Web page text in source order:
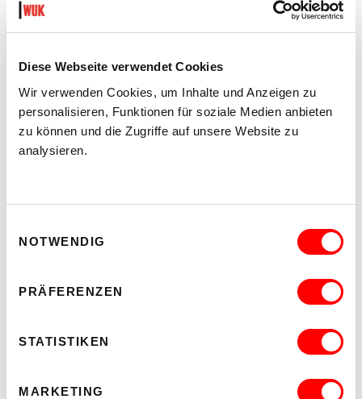
Diese Webseite verwendet Cookies
Wir verwenden Cookies, um Inhalte und Anzeigen zu
personalisieren, Funktionen für soziale Medien anbieten
zu können und die Zugriffe auf unsere Website zu
analysieren.
NOTWENDIG
PRÄFERENZEN
STATISTIKEN
MARKETING
DER TÄUBLING
20.30